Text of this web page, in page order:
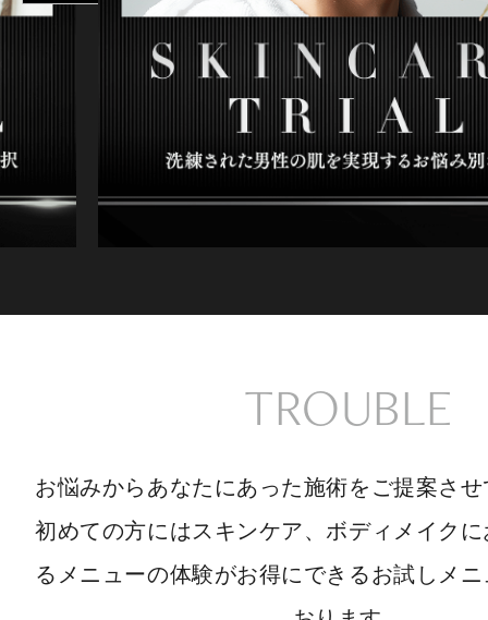
TROUBLE
お悩みからあなたにあった施術をご提案さ
初めての方にはスキンケア、ボディメイク
るメニューの体験がお得にできるお試しメ